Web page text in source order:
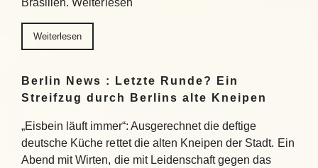
Brasilien. Weiterlesen
Weiterlesen
Berlin News : Letzte Runde? Ein
Streifzug durch Berlins alte Kneipen
„Eisbein läuft immer“: Ausgerechnet die deftige
deutsche Küche rettet die alten Kneipen der Stadt. Ein
Abend mit Wirten, die mit Leidenschaft gegen das